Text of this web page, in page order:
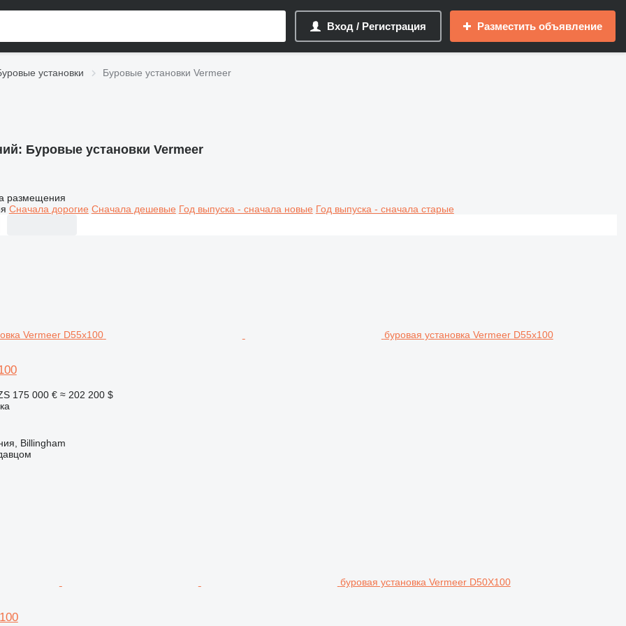
Вход / Регистрация Разместить объявление
установки Буровые установки Vermeer
Буровые установки Vermeer
размещения
Сначала дорогие Сначала дешевые Год выпуска - сначала новые Год выпуска - сначала старые
буровая установка Vermeer D55x100
175 000 € ≈ 202 200 $
Billingham
буровая установка Vermeer D50X100